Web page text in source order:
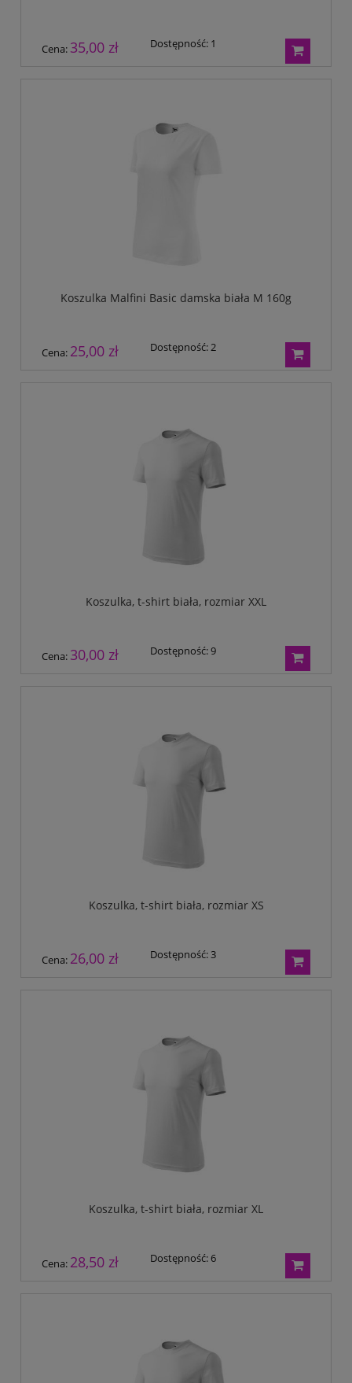
Cena: 35,00 zł Dostępność: 1
Koszulka Malfini Basic damska biała M 160g
Cena: 25,00 zł Dostępność:2
Koszulka, t-shirt biała, rozmiar XXL
Cena: 30,00 zł Dostępność:9
Koszulka, t-shirt biała, rozmiar XS
Cena: 26,00 zł Dostępność:3
Koszulka, t-shirt biała, rozmiar XL
Cena: 28,50 zł Dostępność:6